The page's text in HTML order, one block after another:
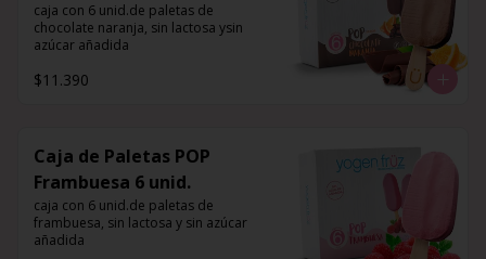
caja con 6 unid.de paletas de
chocolate naranja, sin lactosa ysin
azúcar añadida
$11.390
Caja de Paletas POP
Frambuesa 6 unid.
caja con 6 unid.de paletas de
frambuesa, sin lactosa y sin azúcar
añadida